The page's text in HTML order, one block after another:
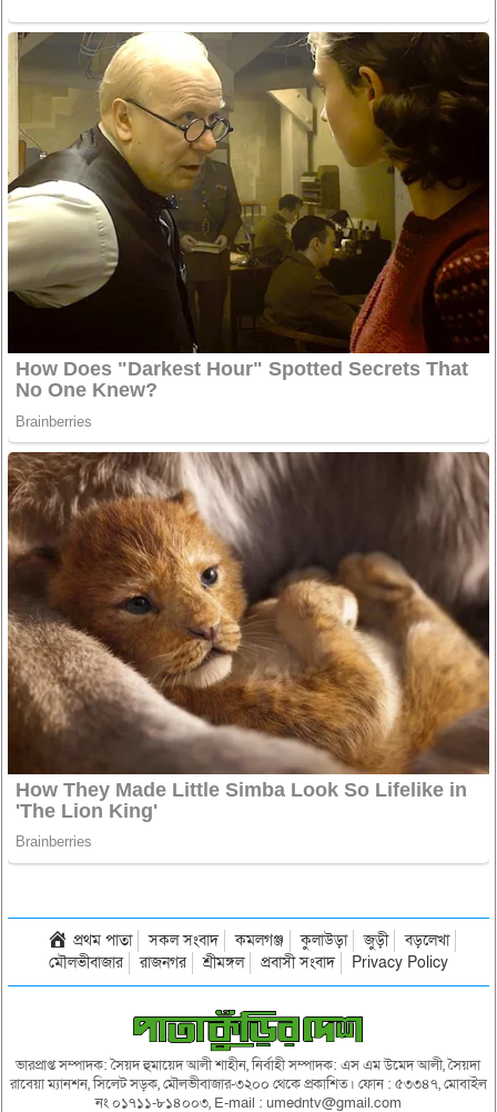
প্রথম পাতা সকল সংবাদ কমলগঞ্জ কুলাউড়া জুড়ী
বড়লেখা
মৌলভীবাজার
রাজনগর শ্রীমঙ্গল প্রবাসী সংবাদ Privacy Policy
ভারপ্রাপ্ত সম্পাদক: সৈয়দ হুমায়েদ আলী শাহীন, নির্বাহী সম্পাদক: এস এম উমেদ আলী, সৈয়দা
রাবেয়া ম্যানশন, সিলেট সড়ক, মৌলভীবাজার-৩২০০ থেকে প্রকাশিত। ফোন : ৫৩৩৪৭, মোবাইল
নং ০১৭১১-৮১৪০০৩, E-mail : umedntv@gmail.com